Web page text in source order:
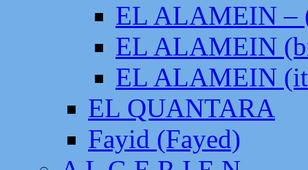
EL ALAMEIN –
EL ALAMEIN
EL ALAMEIN
EL QUANTARA
Fayid (Fayed)